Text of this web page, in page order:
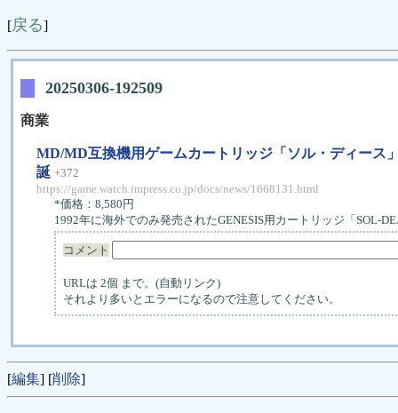
[戻る]
20250306-192509
商業
MD/MD互換機用ゲームカートリッジ「ソル・ディース
誕 +372
https://game.watch.impress.co.jp/docs/news/1668131.html
*価格：8,580円
1992年に海外でのみ発売されたGENESIS用カートリッジ「SOL-
コメント
URLは 2個 まで。(自動リンク)
それより多いとエラーになるので注意してください。
[編集] [削除]